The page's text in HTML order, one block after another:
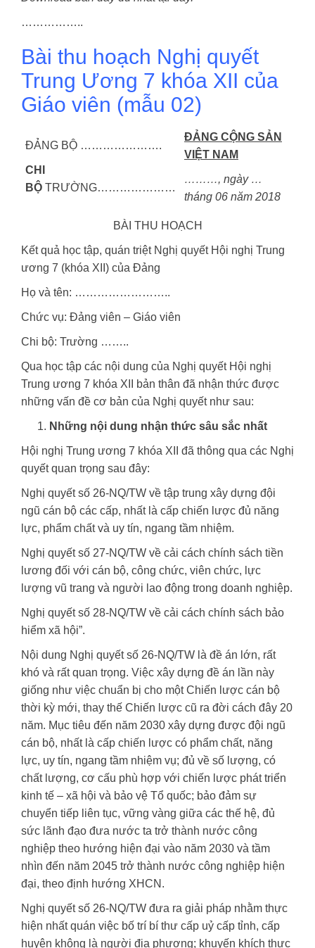
……………..
Bài thu hoạch Nghị quyết
Trung Ương 7 khóa XII của
Giáo viên (mẫu 02)
ĐẢNG BỘ ………………….
CHI
BỘ TRƯỜNG…………………
ĐẢNG CỘNG SẢN
VIỆT NAM
………, ngày …
tháng 06 năm 2018
BÀI THU HOẠCH
Kết quả học tập, quán triệt Nghị quyết Hội nghị Trung
ương 7 (khóa XII) của Đảng
Họ và tên: ……………………..
Chức vụ: Đảng viên – Giáo viên
Chi bộ: Trường ……..
Qua học tập các nội dung của Nghị quyết Hội nghị
Trung ương 7 khóa XII bản thân đã nhận thức được
những vấn đề cơ bản của Nghị quyết như sau:
Những nội dung nhận thức sâu sắc nhất
Hội nghị Trung ương 7 khóa XII đã thông qua các Nghị
quyết quan trọng sau đây:
Nghị quyết số 26-NQ/TW về tập trung xây dựng đội
ngũ cán bộ các cấp, nhất là cấp chiến lược đủ năng
lực, phẩm chất và uy tín, ngang tầm nhiệm.
Nghị quyết số 27-NQ/TW về cải cách chính sách tiền
lương đối với cán bộ, công chức, viên chức, lực
lượng vũ trang và người lao động trong doanh nghiệp.
Nghị quyết số 28-NQ/TW về cải cách chính sách bảo
hiểm xã hội”.
Nội dung Nghị quyết số 26-NQ/TW là đề án lớn, rất
khó và rất quan trọng. Việc xây dựng đề án lần này
giống như việc chuẩn bị cho một Chiến lược cán bộ
thời kỳ mới, thay thế Chiến lược cũ ra đời cách đây 20
năm. Mục tiêu đến năm 2030 xây dựng được đội ngũ
cán bộ, nhất là cấp chiến lược có phẩm chất, năng
lực, uy tín, ngang tầm nhiệm vụ; đủ về số lượng, có
chất lượng, cơ cấu phù hợp với chiến lược phát triển
kinh tế – xã hội và bảo vệ Tổ quốc; bảo đảm sự
chuyển tiếp liên tục, vững vàng giữa các thế hệ, đủ
sức lãnh đạo đưa nước ta trở thành nước công
nghiệp theo hướng hiện đại vào năm 2030 và tầm
nhìn đến năm 2045 trở thành nước công nghiệp hiện
đại, theo định hướng XHCN.
Nghị quyết số 26-NQ/TW đưa ra giải pháp nhằm thực
hiện nhất quán việc bố trí bí thư cấp uỷ cấp tỉnh, cấp
huyện không là người địa phương; khuyến khích thực